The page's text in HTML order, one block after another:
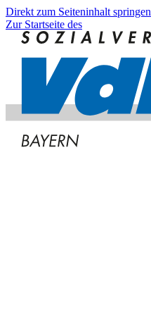
Direkt zum Seiteninhalt springen
Zur Startseite des